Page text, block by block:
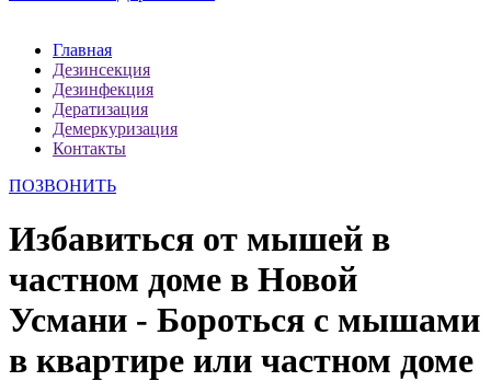
Главная
Дезинсекция
Дезинфекция
Дератизация
Демеркуризация
Контакты
ПОЗВОНИТЬ
Избавиться от мышей в
частном доме в Новой
Усмани - Бороться с мышами
в квартире или частном доме